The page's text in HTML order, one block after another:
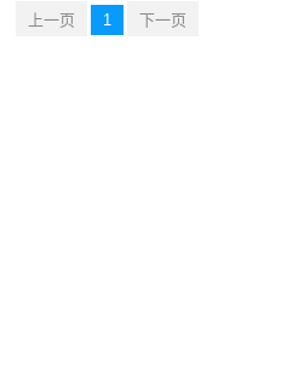
上一页 1 下一页